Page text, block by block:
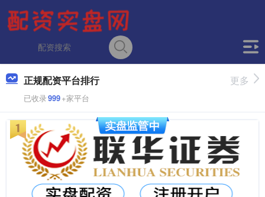
正规配资平台排行
已收录999+家平台
更多